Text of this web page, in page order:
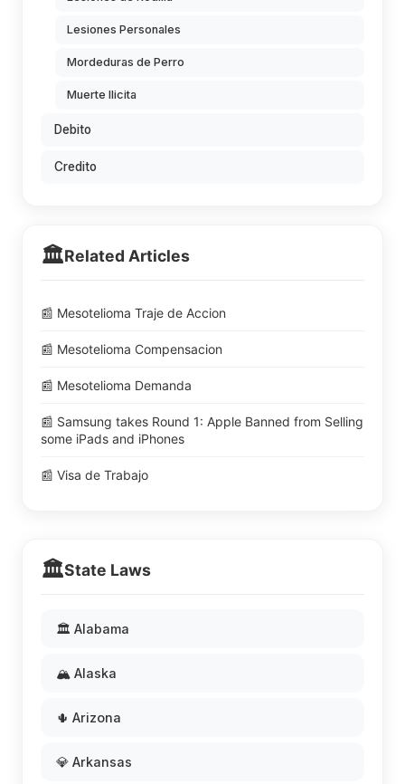
Lesiones Personales
Mordeduras de Perro
Muerte Ilicita
Debito
Credito
🏛️Related Articles
📰 Mesotelioma Traje de Accion
📰 Mesotelioma Compensacion
📰 Mesotelioma Demanda
📰 Samsung takes Round 1: Apple Banned from Selling
some iPads and iPhones
📰 Visa de Trabajo
🏛️State Laws
🏛️ Alabama
🏔️ Alaska
🌵 Arizona
💎 Arkansas